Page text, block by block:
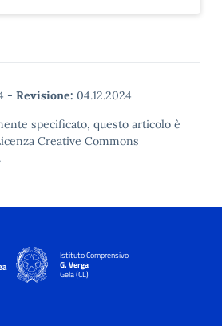
- Revisione: 04.12.2024
specificato, questo articolo è
Creative Commons
Istituto Comprensivo
G. Verga
Gela (CL)